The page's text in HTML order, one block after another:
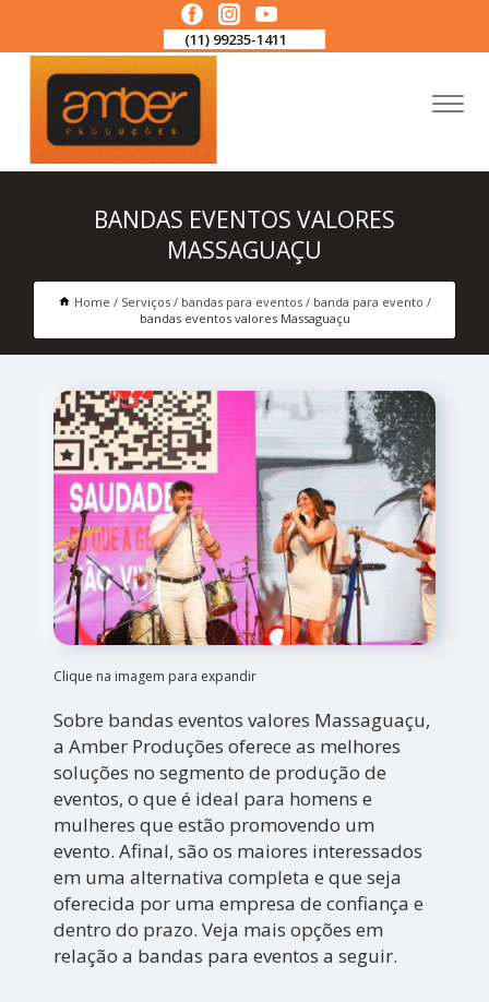
(11) 99235-1411
BANDAS EVENTOS VALORES
MASSAGUAÇU
Home Serviços bandas para eventos
banda para evento
bandas eventos valores Massaguaçu
Clique na imagem para expandir
Sobre bandas eventos valores Massaguaçu,
a Amber Produções oferece as melhores
soluções no segmento de produção de
eventos, o que é ideal para homens e
mulheres que estão promovendo um
evento. Afinal, são os maiores interessados
em uma alternativa completa e que seja
oferecida por uma empresa de confiança e
dentro do prazo. Veja mais opções em
relação a bandas para eventos a seguir.